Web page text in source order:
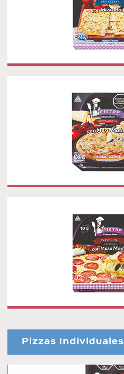
INDIVIDUAL X 3
Pizzas Individuales